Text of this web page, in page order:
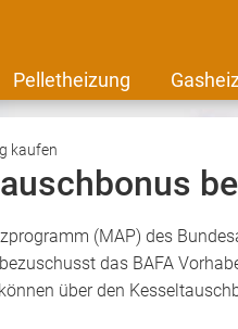
Pelletheizung
kaufen
(MAP) des
das BAFA
über den